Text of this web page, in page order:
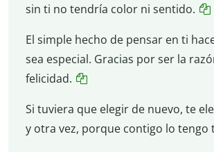
sin ti no tendría color ni sentido.
El simple hecho de pensar en ti
sea especial. Gracias por ser la
felicidad.
Si tuviera que elegir de nuevo, te
y otra vez, porque contigo lo tengo